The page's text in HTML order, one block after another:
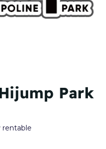
Park
rentable